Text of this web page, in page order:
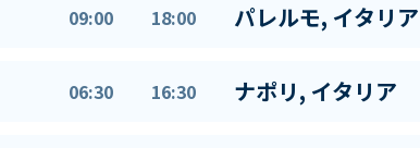
09:00 18:00 パレルモ, イタリア
06:30 16:30 ナポリ, イタリア